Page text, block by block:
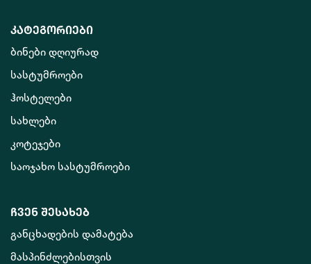
კატეგორიები
ბინები დღიურად
სასტუმროები
ჰოსტელები
სახლები
კოტეჯები
საოჯახო სასტუმროები
ჩვენ შესახებ
განცხადების დამატება
მასპინძლებისთვის